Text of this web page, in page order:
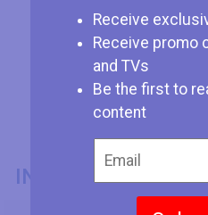
Receive
Receive promo
and TVs
Be the first to
content
INFORMACIÓN